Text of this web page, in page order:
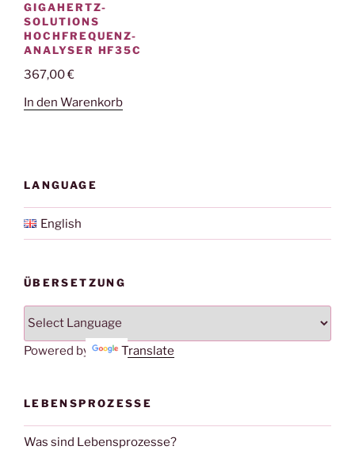
GIGAHERTZ-
SOLUTIONS
HOCHFREQUENZ-
ANALYSER HF35C
367,00€
In den Warenkorb
LANGUAGE
English
ÜBERSETZUNG
Powered by Translate
LEBENSPROZESSE
Was sind Lebensprozesse?